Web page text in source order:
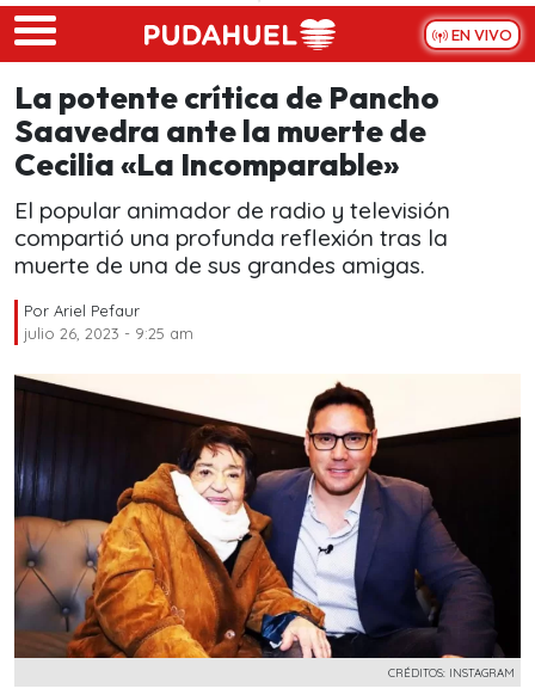
Skip to main content
EN VIVO
La potente crítica de Pancho
Saavedra ante la muerte de
Cecilia «La Incomparable»
El popular animador de radio y televisión
compartió una profunda reflexión tras la
muerte de una de sus grandes amigas.
Por Ariel Pefaur
julio 26, 2023 - 9:25 am
CRÉDITOS: INSTAGRAM